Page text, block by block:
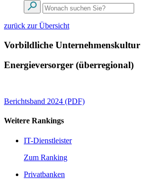
zurück zur Übersicht
Vorbildliche Unternehmenskultur
Energieversorger (überregional)
Berichtsband 2024 (PDF)
Weitere Rankings
IT-Dienstleister
Zum Ranking
Privatbanken